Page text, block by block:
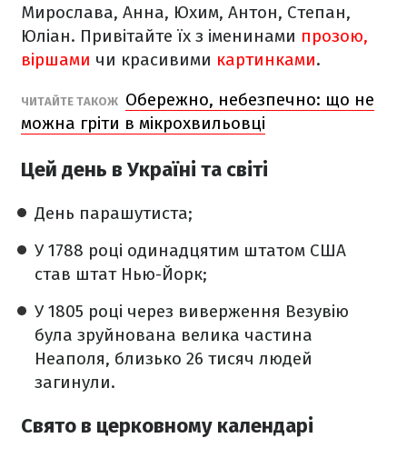
Мирослава, Анна, Юхим, Антон, Степан,
Юліан. Привітайте їх з іменинами прозою,
віршами чи красивими картинками.
ЧИТАЙТЕ ТАКОЖ Обережно, небезпечно: що не
можна гріти в мікрохвильовці
Цей день в Україні та світі
День парашутиста;
У 1788 році одинадцятим штатом США
став штат Нью-Йорк;
У 1805 році через виверження Везувію
була зруйнована велика частина
Неаполя, близько 26 тисяч людей
загинули.
Свято в церковному календарі